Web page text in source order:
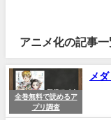
アニメ化の記事一
全巻無料で読めるア
プリ調査
メ